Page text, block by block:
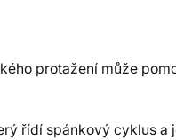
protažení může
řídí spánkový cyklus a